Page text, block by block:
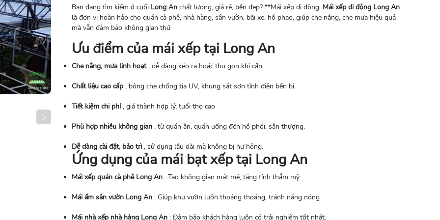
Bạn đang tìm kiếm ở cuối Long An chất lượng, giá rẻ, bền đẹp? **Mái xếp di động. Mái xếp di động Long An
là đơn vị hoàn hảo cho quán cà phê, nhà hàng, sân vườn, bãi xe, hồ phao, giúp che nắng, che mưa hiệu quả
mà vẫn đảm bảo không gian thứ
Ưu điểm của mái xếp tại Long An
Che nắng, mưa linh hoạt, dễ dàng kéo ra hoặc thu gọn khi cần.
Chất liệu cao cấp , bông che chống tia UV, khung sắt sơn tĩnh điện bền bỉ.
Tiết kiệm chi phí, giá thành hợp lý, tuổi thọ cao
Phù hợp nhiều không gian , từ quán ăn, quán uống đến hồ phổi, sân thượng.
Dễ dàng cài đặt, bảo trì , sử dụng lâu dài mà không bị hư hỏng.
Ứng dụng của mái bạt xếp tại Long An
Mái xếp quán cà phê Long An : Tạo không gian mát mẻ, tăng tính thẩm mỹ.
Mái ấm sân vườn Long An : Giúp khu vườn luôn thoáng thoáng, tránh nắng nóng
Mái nhà xếp nhà hàng Long An : Đảm bảo khách hàng luôn có trải nghiệm tốt nhất.